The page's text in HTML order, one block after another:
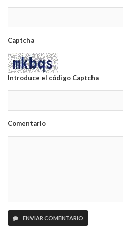
Captcha
Introduce el código Captcha
Comentario
ENVIAR COMENTARIO